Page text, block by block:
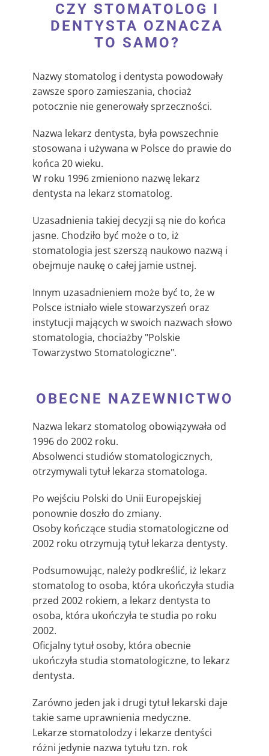
CZY STOMATOLOG I
DENTYSTA OZNACZA
TO SAMO?
Nazwy stomatolog i dentysta powodowały
zawsze sporo zamieszania, chociaż
potocznie nie generowały sprzeczności.
Nazwa lekarz dentysta, była powszechnie
stosowana i używana w Polsce do prawie do
końca 20 wieku.
W roku 1996 zmieniono nazwę lekarz
dentysta na lekarz stomatolog.
Uzasadnienia takiej decyzji są nie do końca
jasne. Chodziło być może o to, iż
stomatologia jest szerszą naukowo nazwą i
obejmuje naukę o całej jamie ustnej.
Innym uzasadnieniem może być to, że w
Polsce istniało wiele stowarzyszeń oraz
instytucji mających w swoich nazwach słowo
stomatologia, chociażby "Polskie
Towarzystwo Stomatologiczne".
OBECNE NAZEWNICTWO
Nazwa lekarz stomatolog obowiązywała od
1996 do 2002 roku.
Absolwenci studiów stomatologicznych,
otrzymywali tytuł lekarza stomatologa.
Po wejściu Polski do Unii Europejskiej
ponownie doszło do zmiany.
Osoby kończące studia stomatologiczne od
2002 roku otrzymują tytuł lekarza dentysty.
Podsumowując, należy podkreślić, iż lekarz
stomatolog to osoba, która ukończyła studia
przed 2002 rokiem, a lekarz dentysta to
osoba, która ukończyła te studia po roku
2002.
Oficjalny tytuł osoby, która obecnie
ukończyła studia stomatologiczne, to lekarz
dentysta.
Zarówno jeden jak i drugi tytuł lekarski daje
takie same uprawnienia medyczne.
Lekarze stomatolodzy i lekarze dentyści
różni jedynie nazwa tytułu tzn. rok